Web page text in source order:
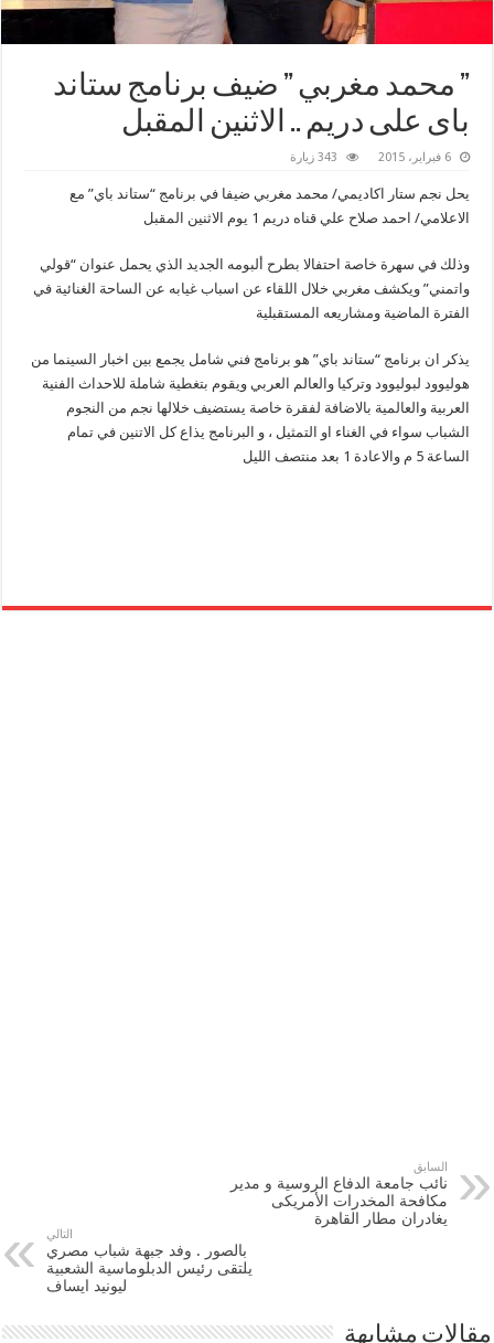
” محمد مغربي ” ضيف برنامج ستاند
باى على دريم .. الاثنين المقبل
6 فبراير، 2015 343 زيارة
يحل نجم ستار اكاديمي/ محمد مغربي ضيفا في برنامج “ستاند باي” مع
الاعلامي/ احمد صلاح علي قناه دريم 1 يوم الاثنين المقبل
وذلك في سهرة خاصة احتفالا بطرح ألبومه الجديد الذي يحمل عنوان “قولي
واتمني” ويكشف مغربي خلال اللقاء عن اسباب غيابه عن الساحة الغنائية في
الفترة الماضية ومشاريعه المستقبلية
يذكر ان برنامج “ستاند باي” هو برنامج فني شامل يجمع بين اخبار السينما من
هوليوود لبوليوود وتركيا والعالم العربي ويقوم بتغطية شاملة للاحداث الفنية
العربية والعالمية بالاضافة لفقرة خاصة يستضيف خلالها نجم من النجوم
الشباب سواء في الغناء او التمثيل ، و البرنامج يذاع كل الاتنين في تمام
الساعة 5 م والاعادة 1 بعد منتصف الليل
السابق
نائب جامعة الدفاع الروسية و مدير
مكافحة المخدرات الأمريكى
يغادران مطار القاهرة
التالي
بالصور . وفد جبهة شباب مصري
يلتقى رئيس الدبلوماسية الشعبية
ليونيد ايساف
مقالات مشابهة